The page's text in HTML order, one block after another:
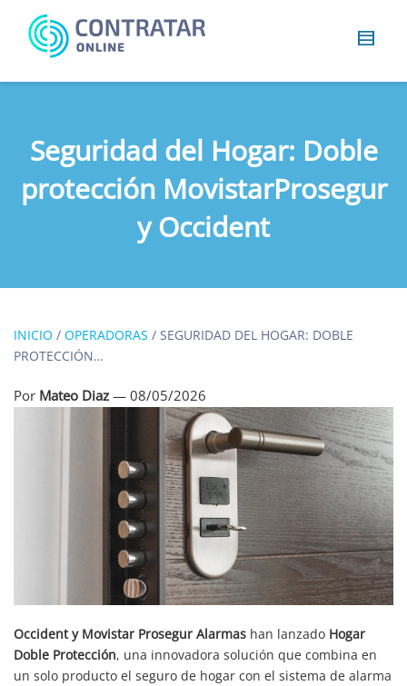
Busca
Seguridad del Hogar: Doble
protección MovistarProsegur
y Occident
INICIO / OPERADORAS / SEGURIDAD DEL HOGAR: DOBLE
PROTECCIÓN…
Por Mateo Diaz — 08/05/2026
Occident y Movistar Prosegur Alarmas han lanzado Hogar
Doble Protección, una innovadora solución que combina en
un solo producto el seguro de hogar con el sistema de alarma